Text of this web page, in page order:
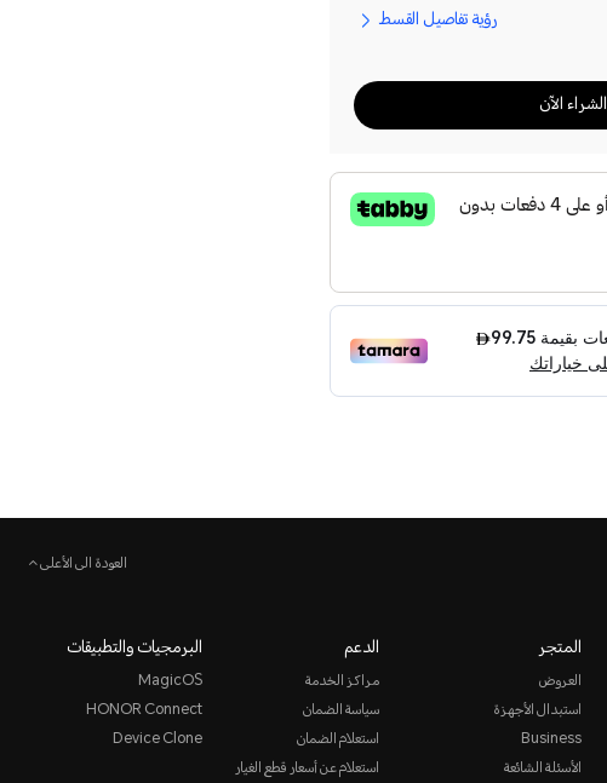
رؤية تفاصيل القسط
الشراء الآن
العودة الى الأعلى
المتجر
العروض
استبدال الأجهزة
Business
الأسئلة الشائعة
الدعم
مراكز الخدمة
سياسة الضمان
استعلام الضمان
استعلام عن أسعار قطع الغيار
البرمجيات والتطبيقات
MagicOS
HONOR Connect
Device Clone